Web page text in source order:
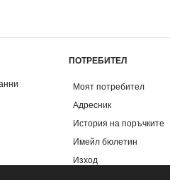
ПОТРЕБИТЕЛ
Моят потребител
Адресник
История на поръчките
Имейл бюлетин
Изход